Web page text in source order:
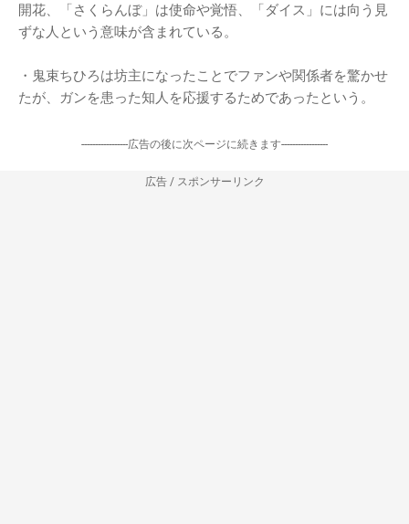
開花、「さくらんぼ」は使命や覚悟、「ダイス」には向う見
ずな人という意味が含まれている。
・鬼束ちひろは坊主になったことでファンや関係者を驚かせ
たが、ガンを患った知人を応援するためであったという。
-----------------広告の後に次ページに続きます-----------------
広告 / スポンサーリンク